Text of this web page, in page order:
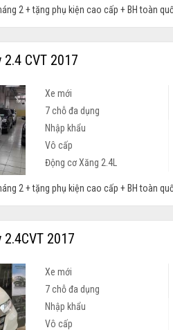
2 + tặng phụ kiện cao cấp + BH toàn
2.4 CVT 2017
Xe mới
7 chỗ đa dụng
Nhập khẩu
Vô cấp
Động cơ Xăng 2.4L
2 + tặng phụ kiện cao cấp + BH toàn
2.4CVT 2017
Xe mới
7 chỗ đa dụng
Nhập khẩu
Vô cấp